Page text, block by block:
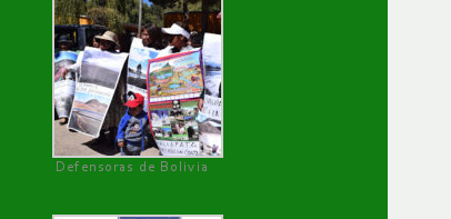
Defensoras de Bolivia